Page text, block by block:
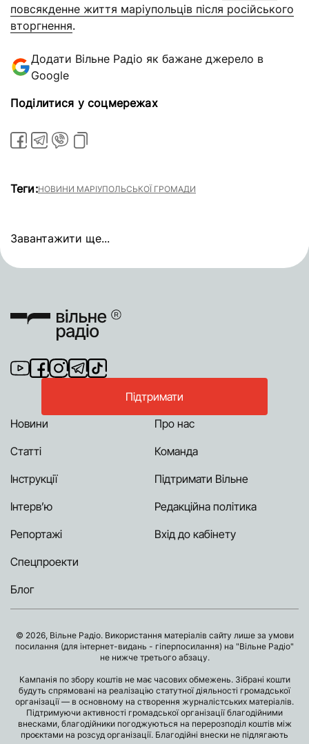
повсякденне життя маріупольців після російського
вторгнення.
Додати Вільне Радіо як бажане джерело в
Google
Поділитися у соцмережах
Теги:НОВИНИ МАРІУПОЛЬСЬКОЇ ГРОМАДИ
Завантажити ще...
Підтримати
Новини
Статті
Інструкції
Інтерв’ю
Репортажі
Спецпроекти
Блог
Про нас
Команда
Підтримати Вільне
Редакційна політика
Вхід до кабінету
© 2026, Вільне Радіо. Використання матеріалів сайту лише за умови
посилання (для інтернет-видань - гіперпосилання) на "Вільне Радіо"
не нижче третього абзацу.
Кампанія по збору коштів не має часових обмежень. Зібрані кошти
будуть спрямовані на реалізацію статутної діяльності громадської
організації — в основному на створення журналістських матеріалів.
Підтримуючи активності громадської організації благодійними
внесками, благодійники погоджуються на перерозподіл коштів між
проєктами на розсуд організації. Благодійні внески не підлягають